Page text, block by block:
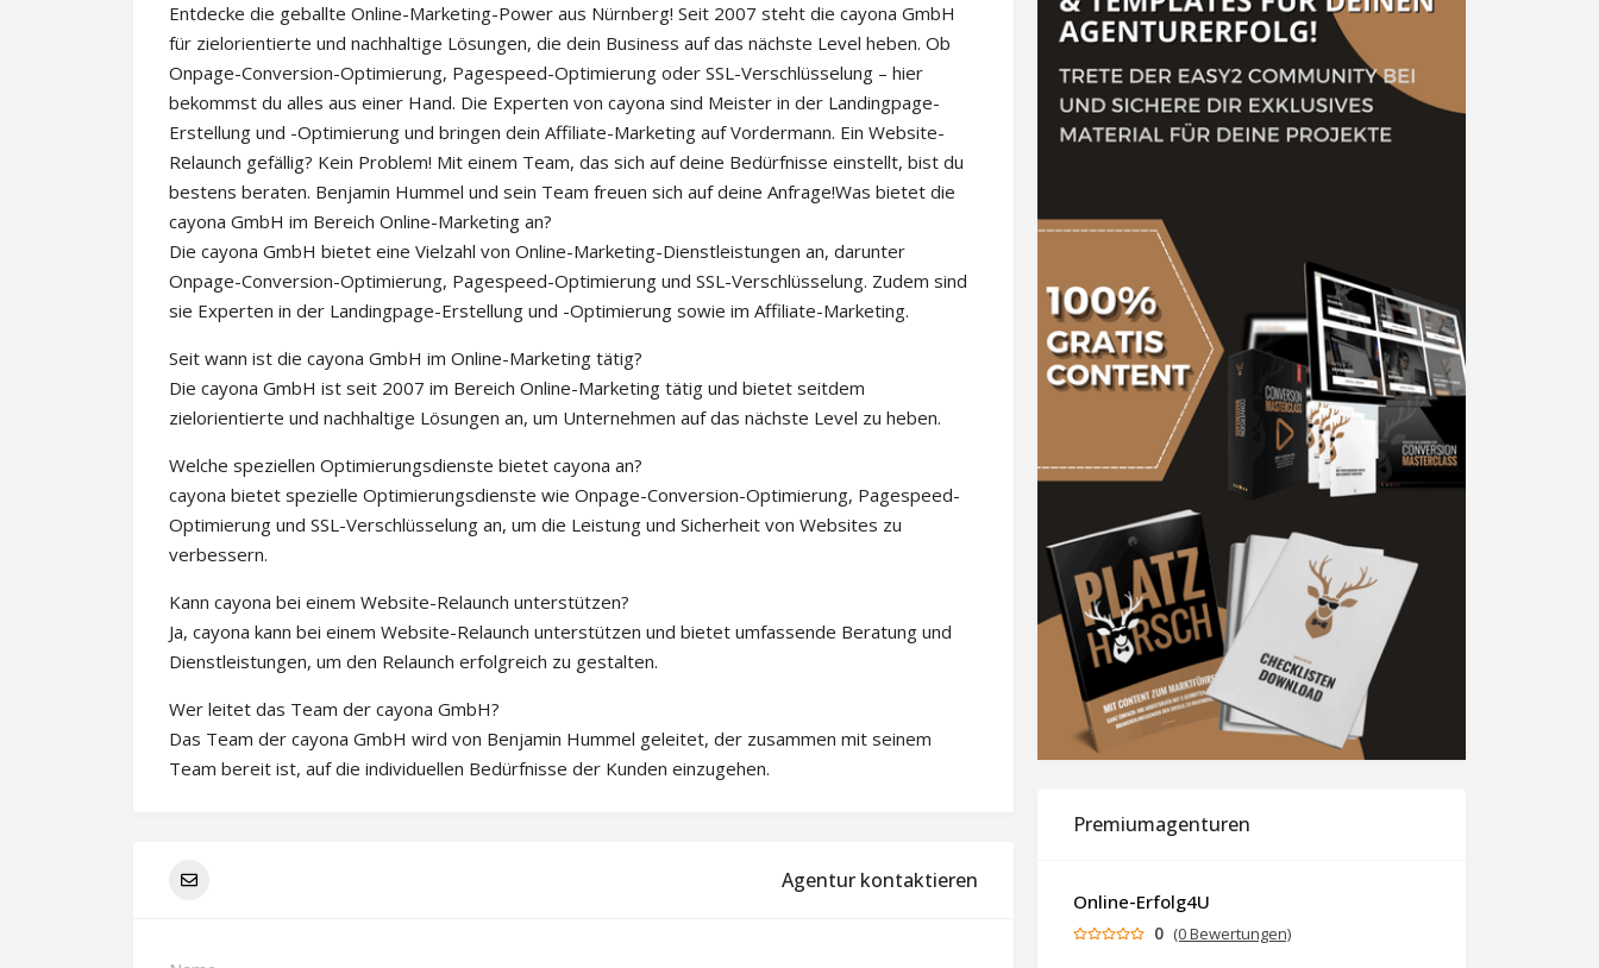
Entdecke die geballte Online-Marketing-Power aus Nürnberg! Seit 2007 steht die cayona GmbH
für zielorientierte und nachhaltige Lösungen, die dein Business auf das nächste Level heben. Ob
Onpage-Conversion-Optimierung, Pagespeed-Optimierung oder SSL-Verschlüsselung – hier
bekommst du alles aus einer Hand. Die Experten von cayona sind Meister in der Landingpage-
Erstellung und -Optimierung und bringen dein Affiliate-Marketing auf Vordermann. Ein Website-
Relaunch gefällig? Kein Problem! Mit einem Team, das sich auf deine Bedürfnisse einstellt, bist du
bestens beraten. Benjamin Hummel und sein Team freuen sich auf deine Anfrage!Was bietet die
cayona GmbH im Bereich Online-Marketing an?
Die cayona GmbH bietet eine Vielzahl von Online-Marketing-Dienstleistungen an, darunter
Onpage-Conversion-Optimierung, Pagespeed-Optimierung und SSL-Verschlüsselung. Zudem sind
sie Experten in der Landingpage-Erstellung und -Optimierung sowie im Affiliate-Marketing.
Seit wann ist die cayona GmbH im Online-Marketing tätig?
Die cayona GmbH ist seit 2007 im Bereich Online-Marketing tätig und bietet seitdem
zielorientierte und nachhaltige Lösungen an, um Unternehmen auf das nächste Level zu heben.
Welche speziellen Optimierungsdienste bietet cayona an?
cayona bietet spezielle Optimierungsdienste wie Onpage-Conversion-Optimierung, Pagespeed-
Optimierung und SSL-Verschlüsselung an, um die Leistung und Sicherheit von Websites zu
verbessern.
Kann cayona bei einem Website-Relaunch unterstützen?
Ja, cayona kann bei einem Website-Relaunch unterstützen und bietet umfassende Beratung und
Dienstleistungen, um den Relaunch erfolgreich zu gestalten.
Wer leitet das Team der cayona GmbH?
Das Team der cayona GmbH wird von Benjamin Hummel geleitet, der zusammen mit seinem
Team bereit ist, auf die individuellen Bedürfnisse der Kunden einzugehen.
Agentur kontaktieren
Premiumagenturen
Online-Erfolg4U
0 (0 Bewertungen)